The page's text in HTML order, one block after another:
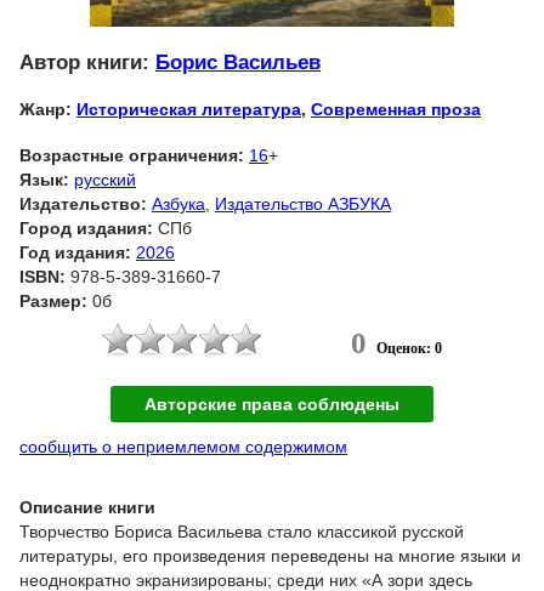
Автор книги: Борис Васильев
Жанр: Историческая литература, Современная проза
Возрастные ограничения: 16+
Язык: русский
Издательство: Азбука
Издательство АЗБУКА
Город издания: СПб
Год издания: 2026
ISBN: 978-5-389-31660-7
Размер: 0б
0 Оценок: 0
Авторские права соблюдены
сообщить о неприемлемом содержимом
Описание книги
Творчество Бориса Васильева стало классикой русской
литературы, его произведения переведены на многие языки и
неоднократно экранизированы; среди них «А зори здесь